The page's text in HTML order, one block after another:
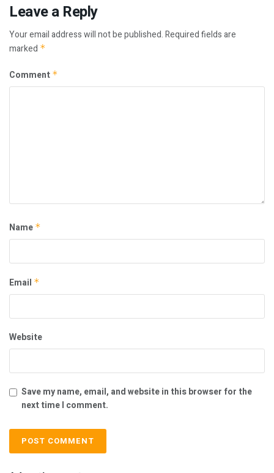
Leave a Reply
Your email address will not be published.Required fields are
marked *
Comment *
Name *
Email *
Website
Save my name, email, and website in this browser for the
next time I comment.